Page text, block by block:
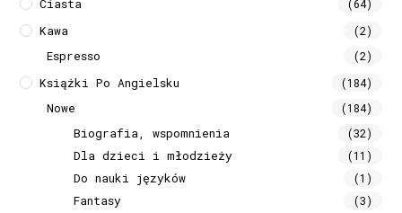
(64)
Kawa (2)
Espresso (2)
Książki Po Angielsku (184)
Nowe (184)
Biografia, wspomnienia (32)
Dla dzieci i młodzieży (11)
Do nauki języków (1)
Fantasy (3)